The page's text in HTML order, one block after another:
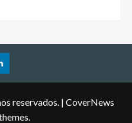
reservados. | CoverNews